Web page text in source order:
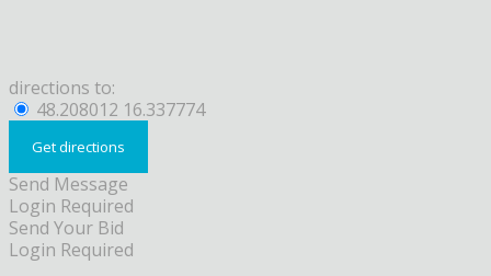
directions to:
48.208012 16.337774
Send Message
Login Required
Send Your Bid
Login Required